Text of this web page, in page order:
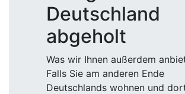
Deutschland
abgeholt
Was wir Ihnen außerdem
Falls Sie am anderen Ende
Deutschlands wohnen und